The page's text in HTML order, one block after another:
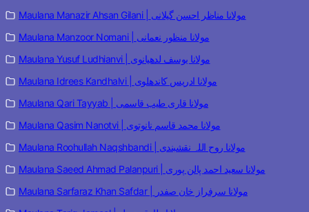
Maulana Manazir Ahsan Gilani | مولانا مناظر احسن گیلانی
Maulana Manzoor Nomani | مولانا منظور نعمانی
Maulana Yusuf Ludhianvi | مولانا یوسف لدھیانوی
Maulana Idrees Kandhalvi | مولانا ادریس کاندھلوی
Maulana Qari Tayyab | مولانا قاری طیب قاسمی
Maulana Qasim Nanotvi | مولانا محمد قاسم نانوتوی
Maulana Roohullah Naqshbandi | مولانا روح اللہ نقشبندی
Maulana Saeed Ahmad Palanpuri | مولانا سعید احمد پالن پوری
Maulana Sarfaraz Khan Safdar | مولانا سرفراز خان صفدر